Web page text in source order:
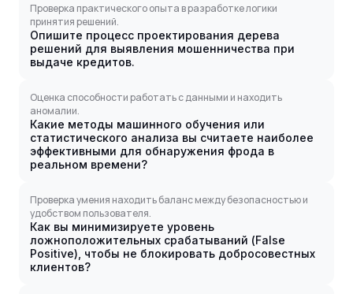
Проверка практического опыта в разработке логики
принятия решений.
Опишите процесс проектирования дерева
решений для выявления мошенничества при
выдаче кредитов.
Оценка способности работать с данными и находить
аномалии.
Какие методы машинного обучения или
статистического анализа вы считаете наиболее
эффективными для обнаружения фрода в
реальном времени?
Проверка умения находить баланс между безопасностью и
удобством пользователя.
Как вы минимизируете уровень
ложноположительных срабатываний (False
Positive), чтобы не блокировать добросовестных
клиентов?